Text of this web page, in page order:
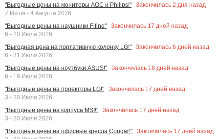
"Выгодные цены на мониторы AOC и Philips!"
Закончилась 2 дня назад
7 Июля - 4 Августа 2026
"Выгодные цены на наушники Fifine"
Закончилась 17 дней назад
6 - 20 Июля 2026
"Выгодная цена на портативную колонку LG!"
Закончилась 6 дней назад
6 - 31 Июля 2026
"Выгодные цены на ноутбуки ASUS!"
Закончилась 18 дней назад
6 - 19 Июля 2026
"Выгодные цены на проекторы LG!"
Закончилась 17 дней назад
3 - 20 Июля 2026
"Выгодные цены на корпуса MSI!"
Закончилась 17 дней назад
3 - 20 Июля 2026
"Выгодные цены на офисные кресла Cougar!"
Закончилась 17 дней назад